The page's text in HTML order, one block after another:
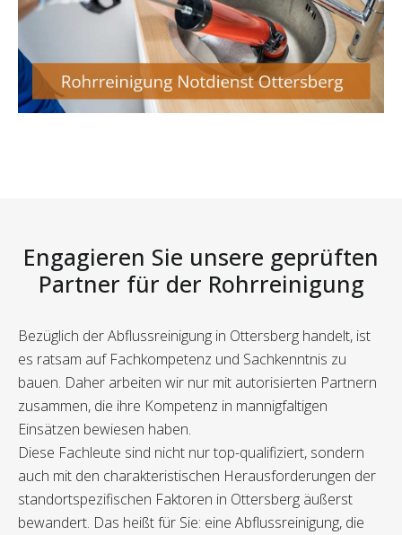
Engagieren Sie unsere geprüften
Partner für der Rohrreinigung
Bezüglich der Abflussreinigung in Ottersberg handelt, ist
es ratsam auf Fachkompetenz und Sachkenntnis zu
bauen. Daher arbeiten wir nur mit autorisierten Partnern
zusammen, die ihre Kompetenz in mannigfaltigen
Einsätzen bewiesen haben.
Diese Fachleute sind nicht nur top-qualifiziert, sondern
auch mit den charakteristischen Herausforderungen der
standortspezifischen Faktoren in Ottersberg äußerst
bewandert. Das heißt für Sie: eine Abflussreinigung, die